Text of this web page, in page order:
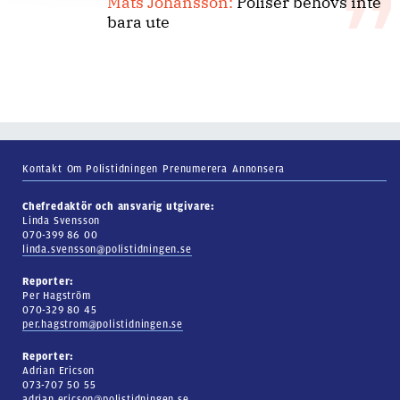
bara ute
Kontakt Om Polistidningen Prenumerera Annonsera
Chefredaktör och ansvarig utgivare:
Linda Svensson
070-399 86 00
linda.svensson@polistidningen.se
Reporter:
Per Hagström
070-329 80 45
per.hagstrom@polistidningen.se
Reporter:
Adrian Ericson
073-707 50 55